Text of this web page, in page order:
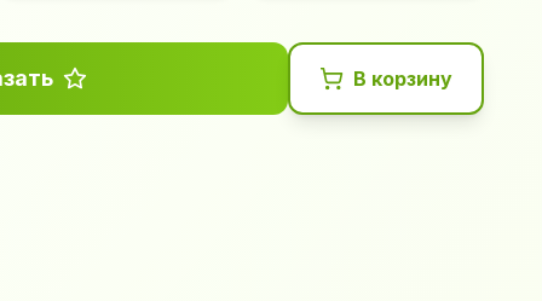
В корзину